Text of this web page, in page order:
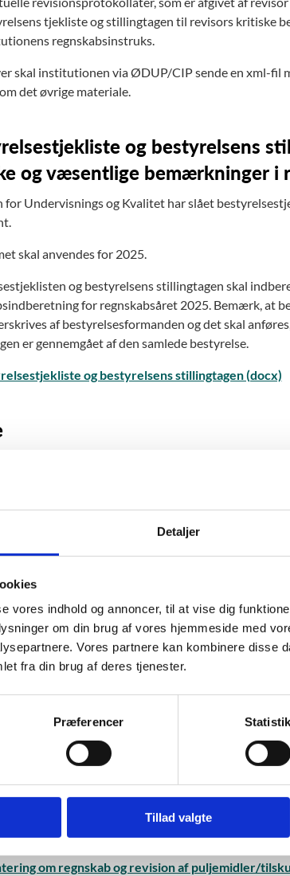
Detaljer
vores indhold og annoncer, til at vise dig
om din brug af vores hjemmeside med
Vores partnere kan kombinere disse
fra din brug af deres tjenester.
Præferencer Statistik
Tillad valgte
tjekliste og stillingtagen til revisors kritiske
regnskabsinstruks.
skal institutionen via ØDUP/CIP sende en xml-fil
det øvrige materiale.
og bestyrelsens
og væsentlige bemærkninger i
for Undervisnings og Kvalitet har slået
skal anvendes for 2025.
og bestyrelsens stillingtagen skal
for regnskabsåret 2025. Bemærk, at
af bestyrelsesformanden og det skal
er gennemgået af den samlede bestyrelse.
og bestyrelsens stillingtagen (docx)
om regnskabsaflæggelsen for 2022 og 2023
indberetning på virk.dk
tiltaksonomi i forbindelse med indberetning af
om udarbejdelse af den digitale årsrapport i
regler
nr. 1771 af 22/12/2016 om
(retsinfo.dk)
regnskabsvæsen mv. BEK nr. 116 af 19/02/2018
(oes.dk)
om regnskab og revision af puljemidler/